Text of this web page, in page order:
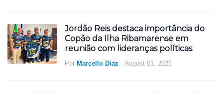
Jordão Reis destaca importância do
Copão da Ilha Ribamarense em
reunião com lideranças políticas
Por Marcello Diaz - August 01, 2026